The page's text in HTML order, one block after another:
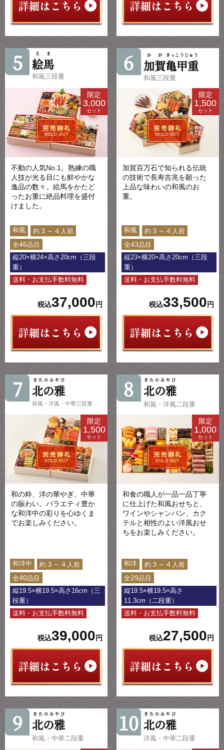
5 絵馬
えま
和風三段重
限定
3,000
セット
不動の人気No.1。熟練の職
人技が光る目にも鮮やかな
逸品の数々。絵馬をかたど
ったお重に絶品料理を盛付
けました。
和風 約 ３～４ 人前
全46品目
縦20×横24×高さ20cm（三段
重）
送料・お支払手数料無料
税込37,000円
6 加賀
かが
亀甲重
きっこうじゅう
和風三段重
限定
1,500
セット
加賀百万石で知られる伝統
の技術で長寿吉兆を願った
上品な味わいの和風のお
重。
和風 約 ３～４ 人前
全43品目
縦23×横20×高さ20cm（三段
重）
送料・お支払手数料無料
税込33,500円
7 北の雅
きたのみやび
和風・洋風・中華三段重
限定
1,500
セット
和の粋、洋の華やぎ、中華
の賑わい。バラエティ豊か
な和洋中の彩りを心ゆくま
でお楽しみください。
和洋中 約 ３～４ 人前
全40品目
縦19.5×横19.5×高さ16cm（三
段重）
送料・お支払手数料無料
税込39,000 円
8 北の雅
きたのみやび
和風・洋風二段重
限定
1,000
セット
和食の職人が一品一品丁寧
に仕上げた和風おせちと、
ワインやシャンパン、カク
テルと相性のよい洋風おせ
ちをお楽しみください。
和洋 約 ３～４ 人前
全29品目
縦19.5×横19.5×高さ
11.3cm（二段重）
送料・お支払手数料無料
税込27,500 円
9 北の雅
きたのみやび
和風・中華二段重
10 北の雅
きたのみやび
洋風・中華二段重